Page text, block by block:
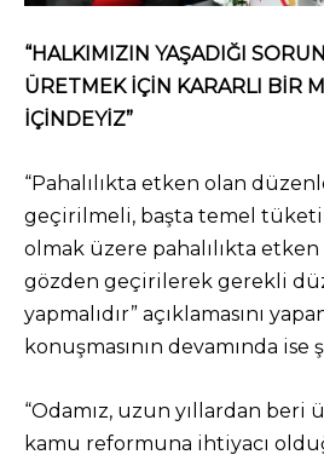
“HALKIMIZIN YAŞADIĞI
ÜRETMEK İÇİN KARARLI BİR
İÇİNDEYİZ”
“Pahalılıkta etken olan
geçirilmeli, başta temel
olmak üzere pahalılıkta
gözden geçirilerek gerekli
yapmalıdır” açıklamasını
konuşmasının devamında ise
“Odamız, uzun yıllardan beri
kamu reformuna ihtiyacı